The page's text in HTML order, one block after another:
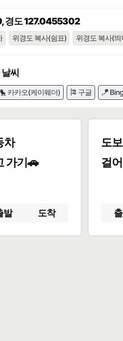
경도 127.0455302
위경도 복사(쉼표) 위경도 복사(띄
씨
🐤 카카오(케이웨더) 🎏 구글 🪁
차
가기🚗
발 도착
도
걸